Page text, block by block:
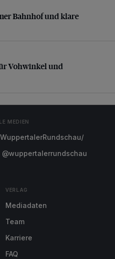
Bahnhof und klare Ansage
Bahnhof und klare
Vohwinkel und Nützenberg
Vohwinkel und
MEDIEN
@wuppertalerrundschau
VERLAG
Mediadaten
Team
Karriere
FAQ